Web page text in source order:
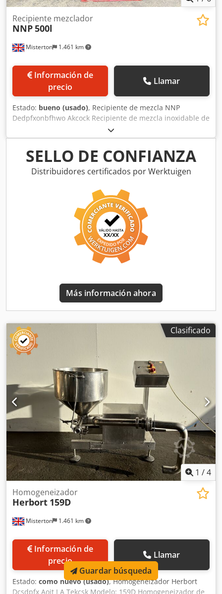
Misterton 1.461 km
Recipiente mezclador
NNP500l
Información de
precio
Llamar
Estado: bueno (usado), Recipiente de mezcla NNP
Dedpfxonbfhwo Akcock Recipiente de mezcla inoxidable de
500l, enchaquetado, motor montado en la parte superior
con superficie de agitación y raspado, descarga inferior
central, 3Ph
SELLO DE CONFIANZA
Distribuidores certificados por Werktuigen
Más información ahora
Clasificado
1 /4
Misterton 1.461 km
Homogeneizador
Herbort 159D
Información de
precio
Llamar
Estado: como nuevo (usado), Homogeneizador Herbort
Dcsdpfx Aoit I A Tekcsk Modelo: 159D Homogeneizador de
Guardar búsqueda